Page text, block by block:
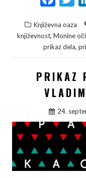
c
e
b
o
o
i
t
t
e
r
Književna oaza
književnost, Monine oči
prikaz dela,
PRIKAZ
24.